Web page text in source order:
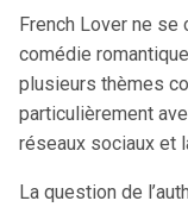
French Lover ne se
comédie
plusieurs thèmes
particulièrement
réseaux sociaux et
La question de